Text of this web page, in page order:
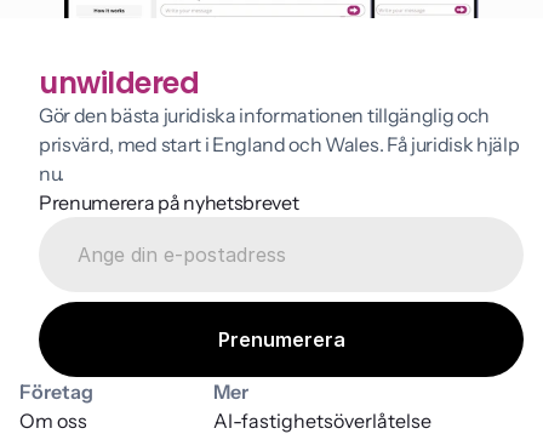
unwildered
Gör den bästa juridiska informationen tillgänglig och
prisvärd, med start i England och Wales. Få juridisk hjälp
nu.
Prenumerera på nyhetsbrevet
Företag
Om oss
Mer
AI-fastighetsöverlåtelse